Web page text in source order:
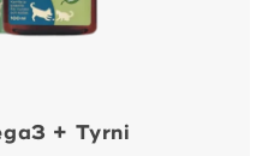
+ Tyrni